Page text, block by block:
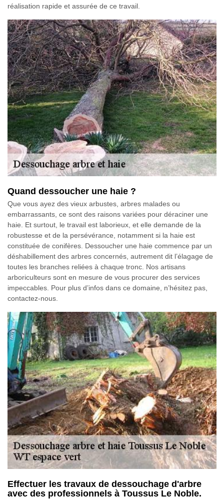
réalisation rapide et assurée de ce travail.
Quand dessoucher une haie ?
Que vous ayez des vieux arbustes, arbres malades ou
embarrassants, ce sont des raisons variées pour déraciner une
haie. Et surtout, le travail est laborieux, et elle demande de la
robustesse et de la persévérance, notamment si la haie est
constituée de conifères. Dessoucher une haie commence par un
déshabillement des arbres concernés, autrement dit l’élagage de
toutes les branches reliées à chaque tronc. Nos artisans
arboriculteurs sont en mesure de vous procurer des services
impeccables. Pour plus d’infos dans ce domaine, n’hésitez pas,
contactez-nous.
Effectuer les travaux de dessouchage d'arbre
avec des professionnels à Toussus Le Noble.